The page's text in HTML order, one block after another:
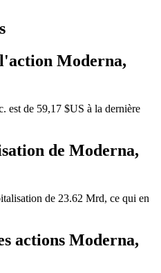
Moderna,
est de 59,17 $US à la dernière
de Moderna,
de 23.62 Mrd, ce qui en
actions Moderna,